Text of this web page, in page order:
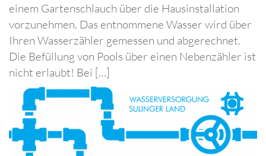
einem Gartenschlauch über die Hausinstallation
vorzunehmen. Das entnommene Wasser wird über
Ihren Wasserzähler gemessen und abgerechnet.
Die Befüllung von Pools über einen Nebenzähler ist
nicht erlaubt! Bei […]